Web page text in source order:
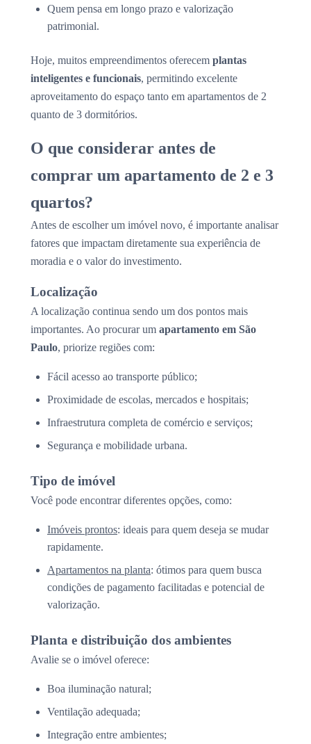
Quem pensa em longo prazo e valorização
patrimonial.
Hoje, muitos empreendimentos oferecem plantas
inteligentes e funcionais, permitindo excelente
aproveitamento do espaço tanto em apartamentos de 2
quanto de 3 dormitórios.
O que considerar antes de
comprar um apartamento de 2 e 3
quartos?
Antes de escolher um imóvel novo, é importante analisar
fatores que impactam diretamente sua experiência de
moradia e o valor do investimento.
Localização
A localização continua sendo um dos pontos mais
importantes. Ao procurar um apartamento em São
Paulo, priorize regiões com:
Fácil acesso ao transporte público;
Proximidade de escolas, mercados e hospitais;
Infraestrutura completa de comércio e serviços;
Segurança e mobilidade urbana.
Tipo de imóvel
Você pode encontrar diferentes opções, como:
Imóveis prontos: ideais para quem deseja se mudar
rapidamente.
Apartamentos na planta: ótimos para quem busca
condições de pagamento facilitadas e potencial de
valorização.
Planta e distribuição dos ambientes
Avalie se o imóvel oferece:
Boa iluminação natural;
Ventilação adequada;
Integração entre ambientes;